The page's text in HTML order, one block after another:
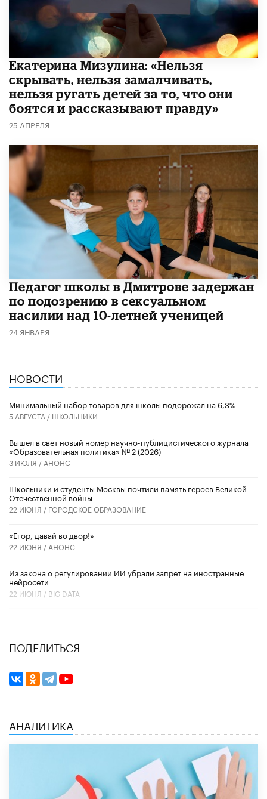
Екатерина Мизулина: «Нельзя
скрывать, нельзя замалчивать,
нельзя ругать детей за то, что они
боятся и рассказывают правду»
25 АПРЕЛЯ
Педагог школы в Дмитрове задержан
по подозрению в сексуальном
насилии над 10-летней ученицей
24 ЯНВАРЯ
НОВОСТИ
Минимальный набор товаров для школы подорожал на 6,3%
5 АВГУСТА / ШКОЛЬНИКИ
Вышел в свет новый номер научно-публицистического журнала
«Образовательная политика» № 2 (2026)
3 ИЮЛЯ / АНОНС
Школьники и студенты Москвы почтили память героев Великой
Отечественной войны
22 ИЮНЯ / ГОРОДСКОЕ ОБРАЗОВАНИЕ
«Егор, давай во двор!»
22 ИЮНЯ / АНОНС
Из закона о регулировании ИИ убрали запрет на иностранные
нейросети
22 ИЮНЯ / BIG DATA
ПОДЕЛИТЬСЯ
АНАЛИТИКА